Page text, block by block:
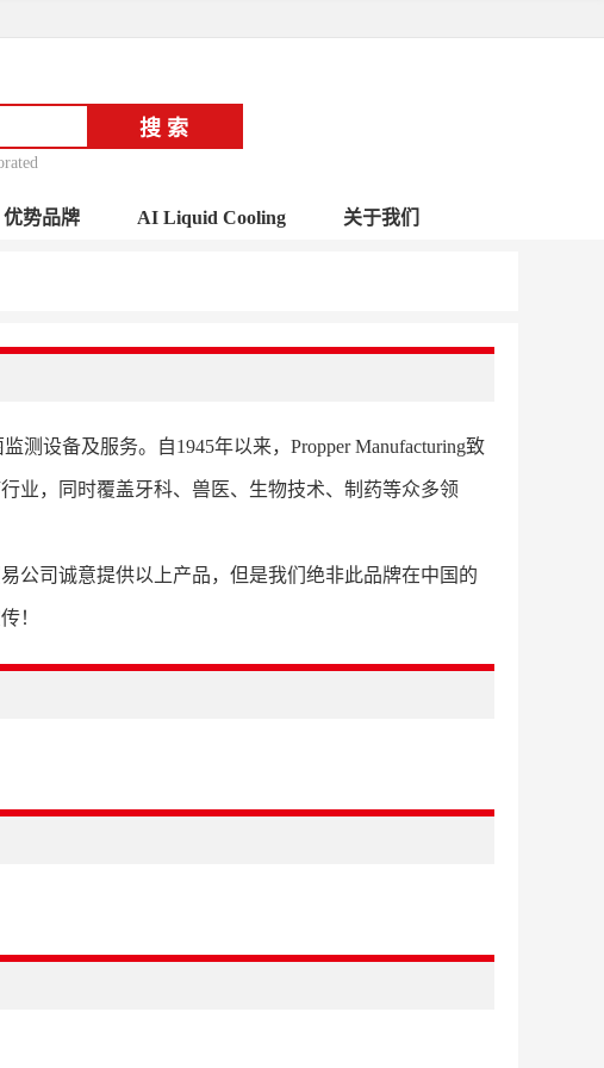
优势品牌 AI Liquid Cooling 关于我们
测设备及服务。自1945年以来，Propper Manufacturing致
业，同时覆盖牙科、兽医、生物技术、制药等众多领
公司诚意提供以上产品，但是我们绝非此品牌在中国的
！